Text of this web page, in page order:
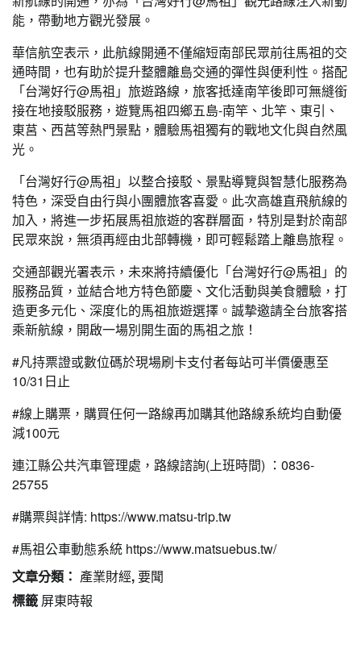
能，帶動地方觀光發展。
華信航空表示，此航線開通不僅縮短南部民眾前往馬祖的交
通時間，也有助於提升整體離島交通的彈性與便利性。搭配
「台灣好行@馬祖」旅遊路線，旅客抵達南竿後即可無縫銜
接在地接駁服務，遊覽馬祖四鄉五島-南竿、北竿、東引、
東莒、西莒等熱門景點，體驗馬祖獨有的戰地文化與自然風
光。
「台灣好行@馬祖」以整合接駁、景點導覽與智慧化服務為
特色，深受自由行與小團體旅客喜愛。此次高雄直飛航線的
加入，將進一步拓展馬祖旅遊的客群層面，特別是對於南部
民眾來說，無須再經由北部轉機，即可輕鬆踏上離島旅程。
交通部觀光署表示，未來將持續優化「台灣好行@馬祖」的
服務品質，並結合地方特色節慶、文化活動與美食體驗，打
造更多元化、深度化的馬祖旅遊選擇。誠摯邀請全台旅客搭
乘新航線，開啟一場別開生面的馬祖之旅！
#凡持票證或數位碼於現場刷卡支付者每站可半價優惠至
10/31日止
#線上購票，購買任何一路線再加購其他路線系統均自動優
減100元
連江縣公共汽車管理處，路線諮詢(上班時間) ：0836-
25755
#購票與詳情: https://www.matsu-trip.tw
#馬祖公車動態系統 https://www.matsuebus.tw/
文章分類： 產業財經,要聞
標籤 屏東時報